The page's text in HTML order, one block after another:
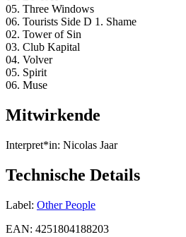
05. Three Windows
06. Tourists Side D 1. Shame
02. Tower of Sin
03. Club Kapital
04. Volver
05. Spirit
06. Muse
Mitwirkende
Interpret*in: Nicolas Jaar
Technische Details
Label: Other People
EAN: 4251804188203